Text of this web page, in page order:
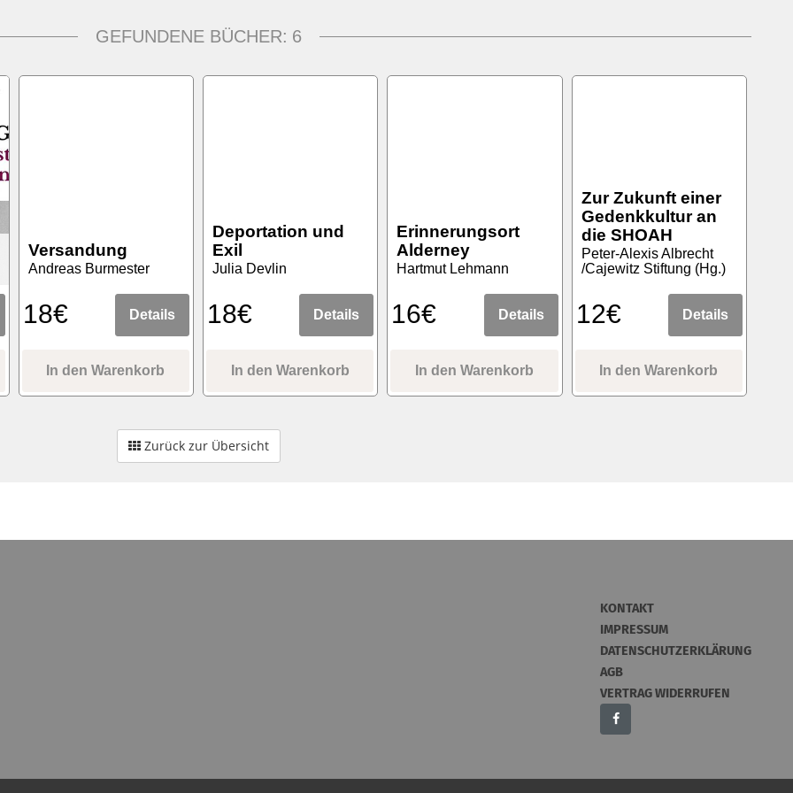
GEFUNDENE BÜCHER: 6
Versandung
Andreas Burmester
18€ Details
In den Warenkorb
Deportation und
Exil
Julia Devlin
18€ Details
In den Warenkorb
Erinnerungsort
Alderney
Hartmut Lehmann
16€ Details
In den Warenkorb
Zur Zukunft einer
Gedenkkultur an
die SHOAH
Peter-Alexis Albrecht
/Cajewitz Stiftung (Hg.)
12€ Details
In den Warenkorb
Zurück zur Übersicht
KONTAKT
IMPRESSUM
DATENSCHUTZERKLÄRUNG
AGB
VERTRAG WIDERRUFEN